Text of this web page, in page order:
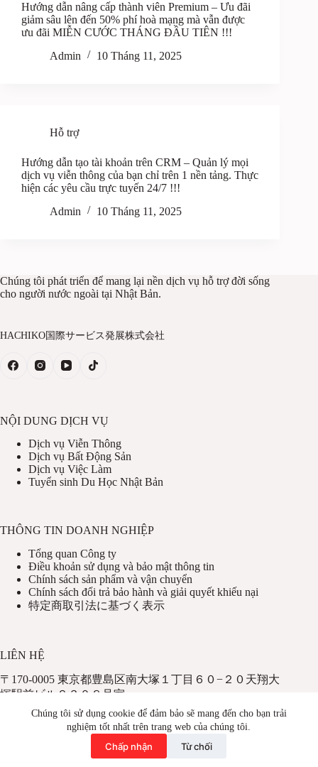
Chúng tôi sử dụng cookie để đảm bảo sẽ mang đến cho bạn trải
nghiệm tốt nhất trên trang web của chúng tôi.
Chấp nhận Từ chối
Hướng dẫn nâng cấp thành viên Premium – Ưu đãi
giảm sâu lên đến 50% phí hoà mạng mà vẫn được
ưu đãi MIỄN CƯỚC THÁNG ĐẦU TIÊN !!!
Admin
10 Tháng 11, 2025
Hỗ trợ
Hướng dẫn tạo tài khoản trên CRM – Quản lý mọi
dịch vụ viễn thông của bạn chỉ trên 1 nền tảng. Thực
hiện các yêu cầu trực tuyến 24/7 !!!
Admin
10 Tháng 11, 2025
Chúng tôi phát triển để mang lại nền dịch vụ hỗ trợ đời sống
cho người nước ngoài tại Nhật Bản.
HACHIKO国際サービス発展株式会社
NỘI DUNG DỊCH VỤ
Dịch vụ Viễn Thông
Dịch vụ Bất Động Sản
Dịch vụ Việc Làm
Tuyển sinh Du Học Nhật Bản
THÔNG TIN DOANH NGHIỆP
Tổng quan Công ty
Điều khoản sử dụng và bảo mật thông tin
Chính sách sản phẩm và vận chuyển
Chính sách đổi trả bảo hành và giải quyết khiếu nại
特定商取引法に基づく表示
LIÊN HỆ
〒170-0005 東京都豊島区南大塚１丁目６０−２０天翔大
塚駅前ビルＳ３０８号室
HOTLINE：050-6866-1234
TEL：03-5319-8061
FAX：03-5319-8062
© Hachiko International Service Development Joint Stock